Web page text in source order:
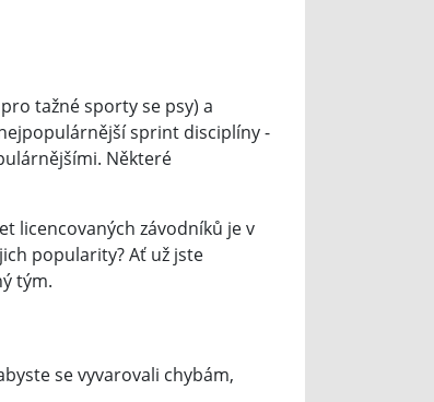
tažné sporty se psy) a
sprint disciplíny -
Některé
licencovaných závodníků je v
popularity? Ať už jste
tým.
se vyvarovali chybám,